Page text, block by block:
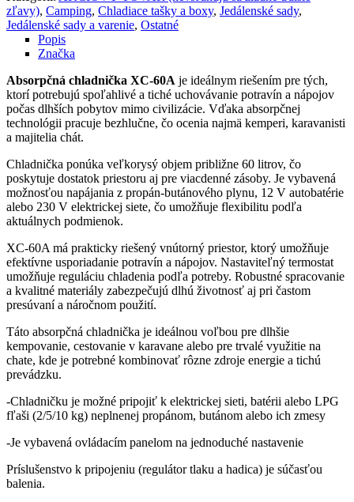
zľavy), Camping, Chladiace tašky a boxy, Jedálenské sady,
Jedálenské sady a varenie, Ostatné
Popis
Značka
Absorpčná chladnička XC-60A je ideálnym riešením pre tých,
ktorí potrebujú spoľahlivé a tiché uchovávanie potravín a nápojov
počas dlhších pobytov mimo civilizácie. Vďaka absorpčnej
technológii pracuje bezhlučne, čo ocenia najmä kemperi, karavanisti
a majitelia chát.
Chladnička ponúka veľkorysý objem približne 60 litrov, čo
poskytuje dostatok priestoru aj pre viacdenné zásoby. Je vybavená
možnosťou napájania z propán-butánového plynu, 12 V autobatérie
alebo 230 V elektrickej siete, čo umožňuje flexibilitu podľa
aktuálnych podmienok.
XC-60A má prakticky riešený vnútorný priestor, ktorý umožňuje
efektívne usporiadanie potravín a nápojov. Nastaviteľný termostat
umožňuje reguláciu chladenia podľa potreby. Robustné spracovanie
a kvalitné materiály zabezpečujú dlhú životnosť aj pri častom
presúvaní a náročnom použití.
Táto absorpčná chladnička je ideálnou voľbou pre dlhšie
kempovanie, cestovanie v karavane alebo pre trvalé využitie na
chate, kde je potrebné kombinovať rôzne zdroje energie a tichú
prevádzku.
-Chladničku je možné pripojiť k elektrickej sieti, batérii alebo LPG
fľaši (2/5/10 kg) neplnenej propánom, butánom alebo ich zmesy
-Je vybavená ovládacím panelom na jednoduché nastavenie
Príslušenstvo k pripojeniu (regulátor tlaku a hadica) je súčasťou
balenia.